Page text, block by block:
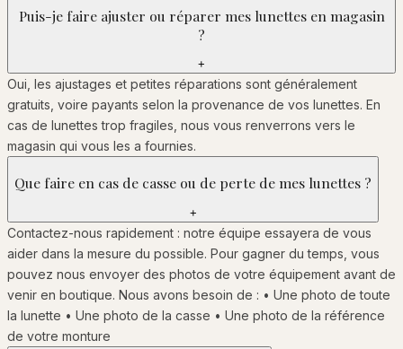
Puis-je faire ajuster ou réparer mes lunettes en magasin
?
+
Oui, les ajustages et petites réparations sont généralement
gratuits, voire payants selon la provenance de vos lunettes. En
cas de lunettes trop fragiles, nous vous renverrons vers le
magasin qui vous les a fournies.
Que faire en cas de casse ou de perte de mes lunettes ?
+
Contactez-nous rapidement : notre équipe essayera de vous
aider dans la mesure du possible. Pour gagner du temps, vous
pouvez nous envoyer des photos de votre équipement avant de
venir en boutique. Nous avons besoin de : • Une photo de toute
la lunette • Une photo de la casse • Une photo de la référence
de votre monture